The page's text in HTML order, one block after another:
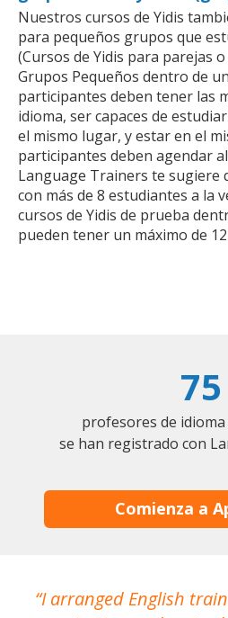
Nuestros cursos de Yidis
para pequeños grupos que
(Cursos de Yidis para parejas
Grupos Pequeños dentro de
participantes deben tener las
idioma, ser capaces de
el mismo lugar, y estar en el
participantes deben agendar
Language Trainers te sugiere
con más de 8 estudiantes a la
cursos de Yidis de prueba
pueden tener un máximo de
75
profesores de
se han registrado con
Comienza a
I arranged English